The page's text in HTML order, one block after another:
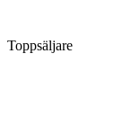
Toppsäljare